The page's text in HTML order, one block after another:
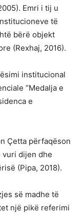
Emri i tij u
të
bërë objekt
(Rexhaj, 2016).
institucional
“Medalja e
e
Çetta përfaqëson
vuri dijen dhe
(Pipa, 2018).
së madhe të
një pikë referimi